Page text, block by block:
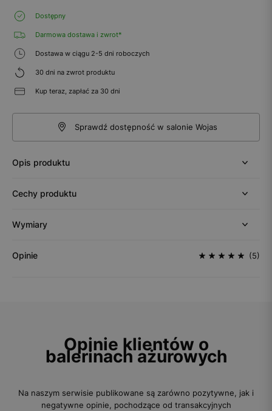
Dostępny
Darmowa dostawa i zwrot*
Dostawa w ciągu 2-5 dni roboczych
30 dni na zwrot produktu
Kup teraz, zapłać za 30 dni
Sprawdź dostępność w salonie Wojas
Opis produktu
Cechy produktu
Wymiary
Opinie (5)
Opinie klientów o
balerinach ażurowych
Na naszym serwisie publikowane są zarówno pozytywne, jak i
negatywne opinie, pochodzące od transakcyjnych